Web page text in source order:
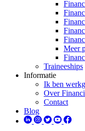
Meer
Traineeships
Informatie
Ik ben
Over
Contact
Blog